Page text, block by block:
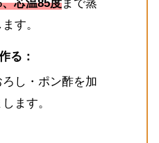
芯温85度まで蒸
す。
る：
し・ポン酢を加
ます。